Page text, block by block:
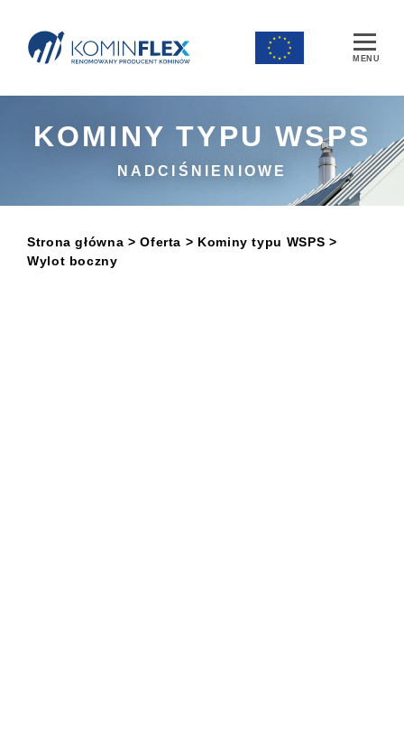
Main Navigation
KOMINY TYPU WSPS
NADCIŚNIENIOWE
Strona główna > Oferta > Kominy typu WSPS >
Wylot boczny